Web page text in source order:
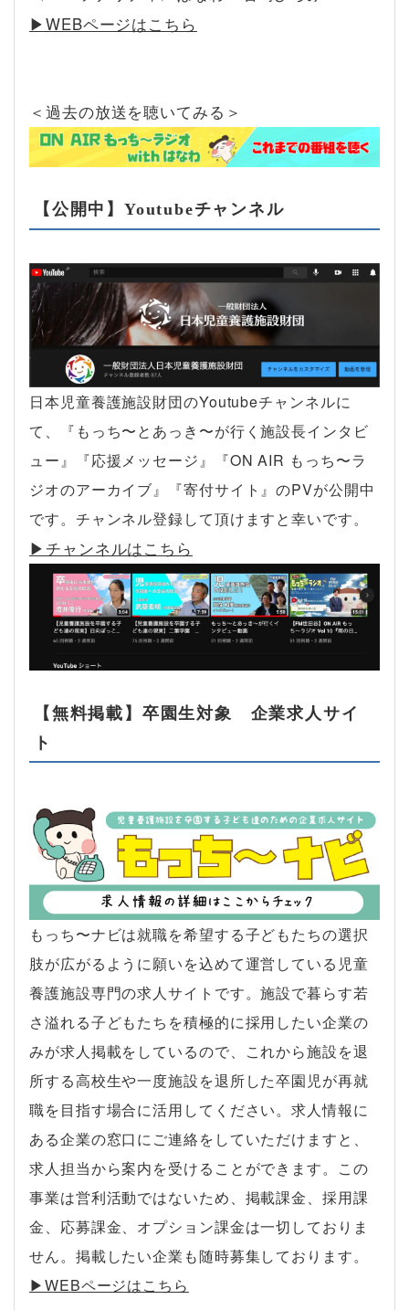
▶︎WEBページはこちら
＜過去の放送を聴いてみる＞
【公開中】Youtubeチャンネル
日本児童養護施設財団のYoutubeチャンネルに
て、『もっち〜とあっき〜が行く施設長インタビ
ュー』『応援メッセージ』『ON AIR もっち〜ラ
ジオのアーカイブ』『寄付サイト』のPVが公開中
です。チャンネル登録して頂けますと幸いです。
▶︎チャンネルはこちら
【無料掲載】卒園生対象 企業求人サイ
ト
もっち〜ナビは就職を希望する子どもたちの選択
肢が広がるように願いを込めて運営している児童
養護施設専門の求人サイトです。施設で暮らす若
さ溢れる子どもたちを積極的に採用したい企業の
みが求人掲載をしているので、これから施設を退
所する高校生や一度施設を退所した卒園児が再就
職を目指す場合に活用してください。求人情報に
ある企業の窓口にご連絡をしていただけますと、
求人担当から案内を受けることができます。この
事業は営利活動ではないため、掲載課金、採用課
金、応募課金、オプション課金は一切しておりま
せん。掲載したい企業も随時募集しております。
▶︎WEBページはこちら